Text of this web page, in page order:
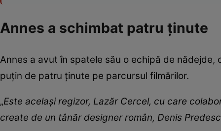
Annes a schimbat patru ținute
Annes a avut în spatele său o echipă de nădejde,
puțin de patru ținute pe parcursul filmărilor.
„Este același regizor, Lazăr Cercel, cu care
create de un tânăr designer român, Denis